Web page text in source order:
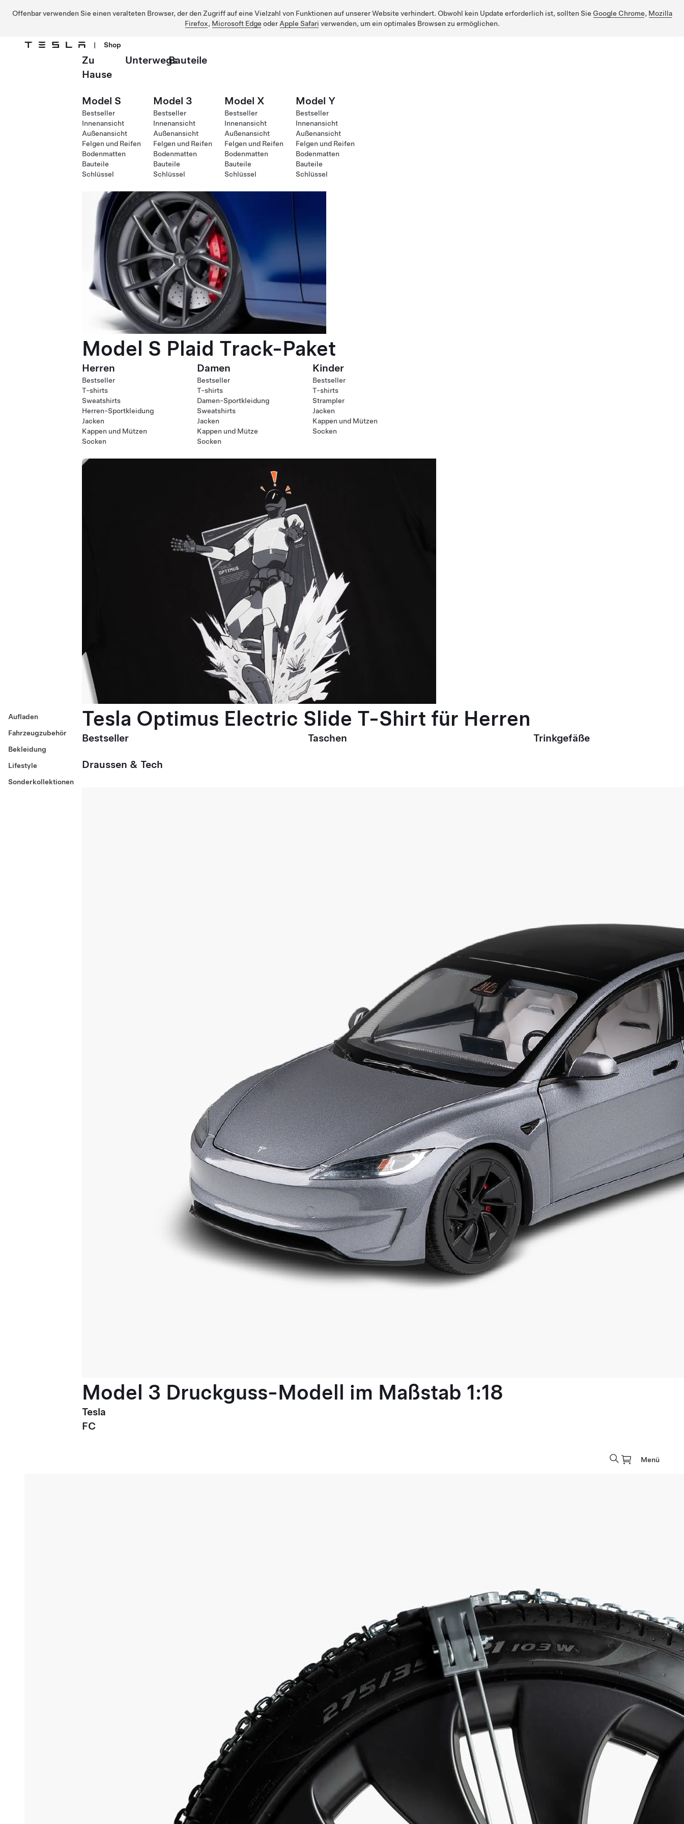
Offenbar verwenden Sie einen veralteten Browser, der den Zugriff auf eine Vielzahl von Funktionen auf unserer Website verhindert. Obwohl kein Update erforderlich ist, sollten Sie Google Chrome, Mozilla
Firefox, Microsoft Edge oder Apple Safari verwenden, um ein optimales Browsen zu ermöglichen.
| Shop
Aufladen
Fahrzeugzubehör
Bekleidung
Lifestyle
Sonderkollektionen
Zu
Hause
UnterwegsBauteile
Model S
Bestseller
Innenansicht
Außenansicht
Felgen und Reifen
Bodenmatten
Bauteile
Schlüssel
Model 3
Bestseller
Innenansicht
Außenansicht
Felgen und Reifen
Bodenmatten
Bauteile
Schlüssel
Model X
Bestseller
Innenansicht
Außenansicht
Felgen und Reifen
Bodenmatten
Bauteile
Schlüssel
Model Y
Bestseller
Innenansicht
Außenansicht
Felgen und Reifen
Bodenmatten
Bauteile
Schlüssel
Model S Plaid Track-Paket
Herren
Bestseller
T-shirts
Sweatshirts
Herren-Sportkleidung
Jacken
Kappen und Mützen
Socken
Damen
Bestseller
T-shirts
Damen-Sportkleidung
Sweatshirts
Jacken
Kappen und Mütze
Socken
Kinder
Bestseller
T-shirts
Strampler
Jacken
Kappen und Mützen
Socken
Tesla Optimus Electric Slide T-Shirt für Herren
Bestseller Taschen Trinkgefäße
Draussen & Tech
Model 3 Druckguss-Modell im Maßstab 1:18
Tesla
FC
Menü